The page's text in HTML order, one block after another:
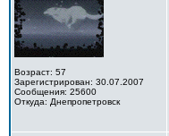
Возраст: 57
Зарегистрирован: 30.07.2007
Сообщения: 25600
Откуда: Днепропетровск